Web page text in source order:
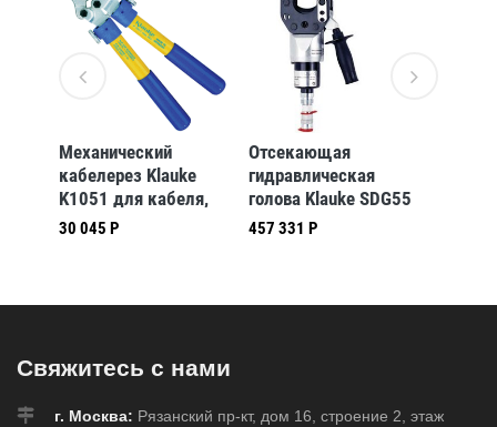
Механический
кабелерез Klauke
K1051 для кабеля,
телескопические
30 045 Р
Отсекающая
гидравлическая
голова Klauke SDG55
120кН закрытого
457 331 Р
Свяжитесь с нами
г. Москва: Рязанский пр-кт, дом 16, строение 2, этаж